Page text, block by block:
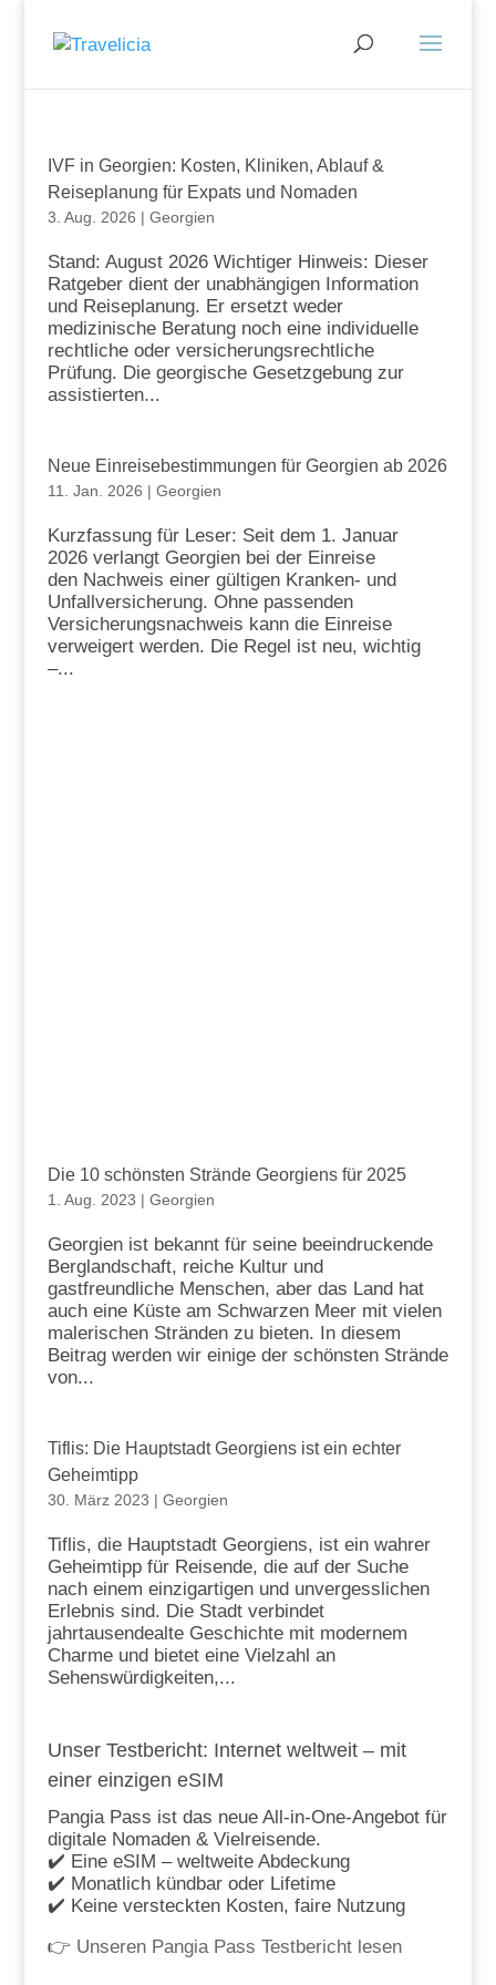
IVF in Georgien: Kosten, Kliniken, Ablauf &
Reiseplanung für Expats und Nomaden
3. Aug. 2026 | Georgien
Stand: August 2026 Wichtiger Hinweis: Dieser
Ratgeber dient der unabhängigen Information
und Reiseplanung. Er ersetzt weder
medizinische Beratung noch eine individuelle
rechtliche oder versicherungsrechtliche
Prüfung. Die georgische Gesetzgebung zur
assistierten...
Neue Einreisebestimmungen für Georgien ab 2026
11. Jan. 2026 | Georgien
Kurzfassung für Leser: Seit dem 1. Januar
2026 verlangt Georgien bei der Einreise
den Nachweis einer gültigen Kranken- und
Unfallversicherung. Ohne passenden
Versicherungsnachweis kann die Einreise
verweigert werden. Die Regel ist neu, wichtig
–...
Die 10 schönsten Strände Georgiens für 2025
1. Aug. 2023 | Georgien
Georgien ist bekannt für seine beeindruckende
Berglandschaft, reiche Kultur und
gastfreundliche Menschen, aber das Land hat
auch eine Küste am Schwarzen Meer mit vielen
malerischen Stränden zu bieten. In diesem
Beitrag werden wir einige der schönsten Strände
von...
Tiflis: Die Hauptstadt Georgiens ist ein echter
Geheimtipp
30. März 2023 | Georgien
Tiflis, die Hauptstadt Georgiens, ist ein wahrer
Geheimtipp für Reisende, die auf der Suche
nach einem einzigartigen und unvergesslichen
Erlebnis sind. Die Stadt verbindet
jahrtausendealte Geschichte mit modernem
Charme und bietet eine Vielzahl an
Sehenswürdigkeiten,...
Unser Testbericht: Internet weltweit – mit
einer einzigen eSIM
Pangia Pass ist das neue All-in-One-Angebot für
digitale Nomaden & Vielreisende.
✔️ Eine eSIM – weltweite Abdeckung
✔️ Monatlich kündbar oder Lifetime
✔️ Keine versteckten Kosten, faire Nutzung
👉 Unseren Pangia Pass Testbericht lesen